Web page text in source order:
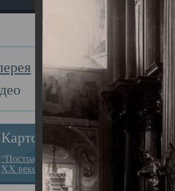
Картотека
“Пострадавшие за веру в
XX веке на Севере”
Главная